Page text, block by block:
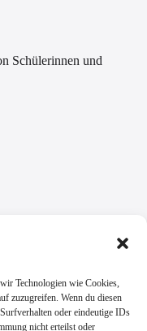
Technologien wie Cookies,
zuzugreifen. Wenn du diesen
oder eindeutige IDs
nicht erteilst oder
Schülerinnen und
9888 0